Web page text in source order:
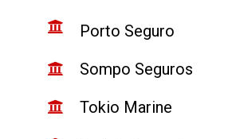
Porto Seguro
Sompo Seguros
Tokio Marine